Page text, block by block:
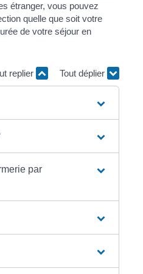
étranger, vous pouvez
quelle que soit votre
de votre séjour en
replier Tout déplier
par